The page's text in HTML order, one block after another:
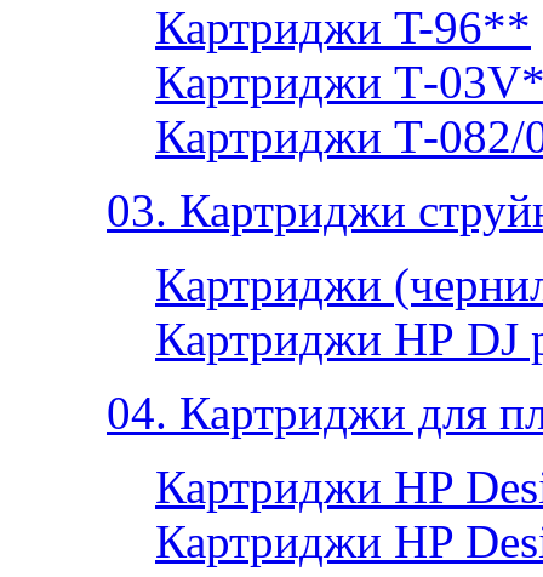
Картриджи T-96**
Картриджи Т-
Картриджи Т-
03. Картриджи
Картриджи
Картриджи НР DJ
04. Картриджи для
Картриджи HP
Картриджи HP